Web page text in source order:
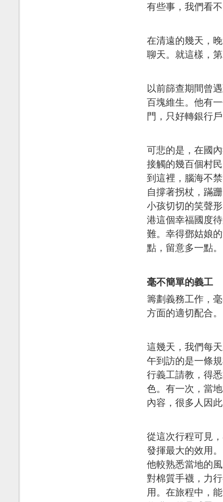
有些事，我們看
在清遠的幾天，
聊天。就這樣，
以前篩查期間曾
百塊維生。他有
門，只好轉銀行
可悲的是，在國
接觸的幾百個村
到這裡，腦海不
自撐著拐杖，蹣
小孩切切的笑聲
港這個幸福國度
難。幸得鄧姑娘
點，留意多一點。
毫不簡單的義工
籌劃義務工作，
方面的適切配合。
這幾天，我們每
午到訪的是一條
行義工請教，得
色。有一次，當
內容，很多人因
從這次行程可見
發揮最大的效用
他較熟悉當地的
對棉質手襪，力
用。在旅程中，